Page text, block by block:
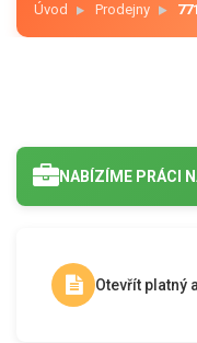
Úvod Prodejny
NABÍZÍME PRÁCI
Otevřít platný